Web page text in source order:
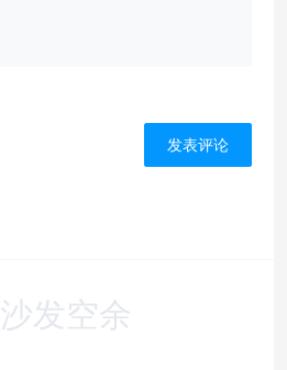
沙发空余